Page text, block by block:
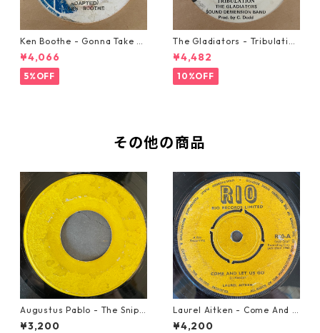
Ken Boothe - Gonna Take A
Miracle【7-21362】
¥4,066
5%OFF
The Gladiators - Tribulation
【7-21365】
¥4,482
10%OFF
その他の商品
Augustus Pablo - The Snipe
r【7-21945】
¥3,200
Laurel Aitken - Come And L
et Us Go【7-21779】
¥4,200